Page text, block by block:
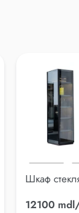
Шкаф
12100